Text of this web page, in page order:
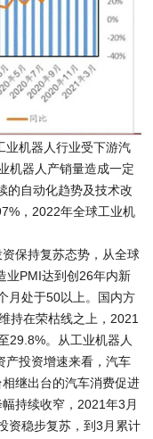
机器人行业受下游汽
机器人产销量造成一定
的自动化趋势及技术改
，2022年全球工业机
保持复苏态势，从全球
业PMI达到创26年内新
月处于50以上。国内方
持在荣枯线之上，2021
29.8%。从工业机器人
产投资增速来看，汽车
继出台的汽车消费促进
持续收窄，2021年3月
资稳步复苏，到3月累计